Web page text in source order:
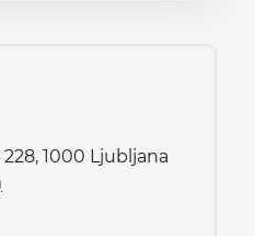
1000 Ljubljana